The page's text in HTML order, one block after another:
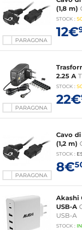
PARAGONA
(1,8 m)
STOCK :
12€
PARAGONA
2.25 A
STOCK :
22€
PARAGONA
Cavo
(1,2 m)
STOCK :
8€
Akashi
USB-A
USB-A
STOCK :